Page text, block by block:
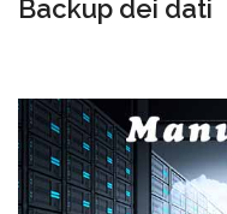
Backup dei dati